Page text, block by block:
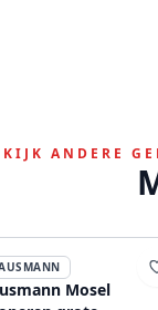
ANDERE
Mosel